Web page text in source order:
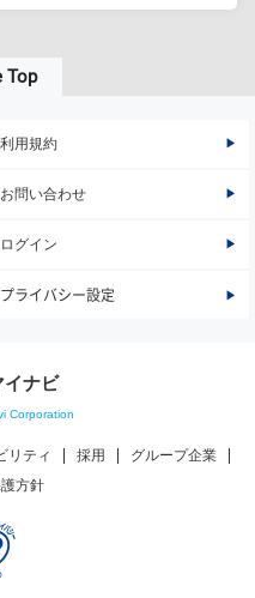
Top
利用規約
お問い合わせ
ログイン
プライバシー設定
イナビ
Corporation
リティ 採用
グループ企業
方針